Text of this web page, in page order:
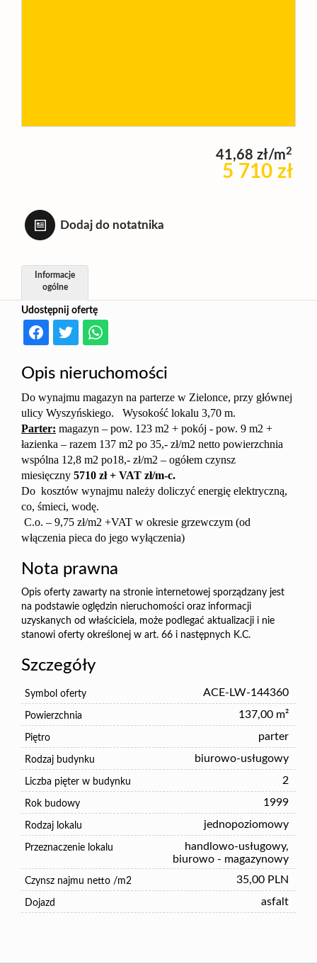
41,68 zł/m2
5 710 zł
Dodaj do notatnika
Udostępnij ofertę
Informacje
ogólne
Opis nieruchomości
Do wynajmu magazyn na parterze w Zielonce, przy głównej
ulicy Wyszyńskiego. Wysokość lokalu 3,70 m.
Parter: magazyn – pow. 123 m2 + pokój - pow. 9 m2 +
łazienka – razem 137 m2 po 35,- zł/m2 netto powierzchnia
wspólna 12,8 m2 po18,- zł/m2 – ogółem czynsz
miesięczny 5710 zł + VAT zł/m-c.
Do kosztów wynajmu należy doliczyć energię elektryczną,
co, śmieci, wodę.
C.o. – 9,75 zł/m2 +VAT w okresie grzewczym (od
włączenia pieca do jego wyłączenia)
Nota prawna
Opis oferty zawarty na stronie internetowej sporządzany jest
na podstawie oględzin nieruchomości oraz informacji
uzyskanych od właściciela, może podlegać aktualizacji i nie
stanowi oferty określonej w art. 66 i następnych K.C.
Szczegóły
Symbol oferty ACE-LW-144360
Powierzchnia 137,00 m²
Piętro parter
Rodzaj budynku biurowo-usługowy
Liczba pięter w budynku 2
Rok budowy 1999
Rodzaj lokalu jednopoziomowy
Przeznaczenie lokalu
handlowo-usługowy,
biurowo - magazynowy
Czynsz najmu netto /m2 35,00 PLN
Dojazd asfalt